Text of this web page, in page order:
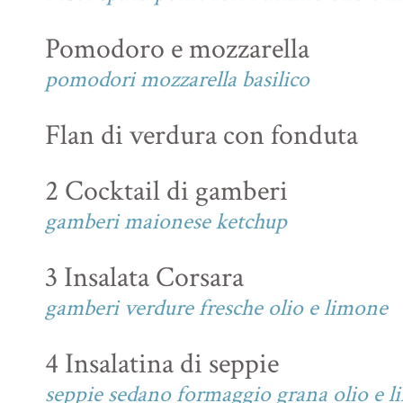
Pomodoro e mozzarella
pomodori mozzarella basilico
Flan di verdura con fonduta
2 Cocktail di gamberi
gamberi maionese ketchup
3 Insalata Corsara
gamberi verdure fresche olio e limone
4 Insalatina di seppie
seppie sedano formaggio grana olio e